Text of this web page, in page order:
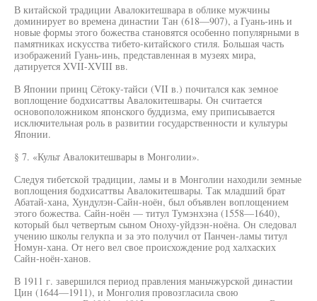
В китайской традиции Авалокитешвара в облике мужчины
доминирует во времена династии Тан (618—907), а Гуань-инь и
новые формы этого божества становятся особенно популярными в
памятниках искусства тибето-китайского стиля. Большая часть
изображений Гуань-инь, представленная в музеях мира,
датируется XVII-XVIII вв.
В Японии принц Сётоку-тайси (VII в.) почитался как земное
воплощение бодхисаттвы Авалокитешвары. Он считается
основоположником японского буддизма, ему приписывается
исключительная роль в развитии государственности и культуры
Японии.
§ 7. «Культ Авалокитешвары в Монголии».
Следуя тибетской традиции, ламы и в Монголии находили земные
воплощения бодхисаттвы Авалокитешвары. Так младший брат
Абатай-хана, Хундулэн-Сайн-ноён, был объявлен воплощением
этого божества. Сайн-ноён — титул Тумэнхэна (1558—1640),
который был четвертым сыном Оноху-уйдзэн-ноёна. Он следовал
учению школы гелукпа и за это получил от Панчен-ламы титул
Номун-хана. От него вел свое происхождение род халхаских
Сайн-ноён-ханов.
В 1911 г. завершился период правления маньчжурской династии
Цин (1644—1911), и Монголия провозгласила свою